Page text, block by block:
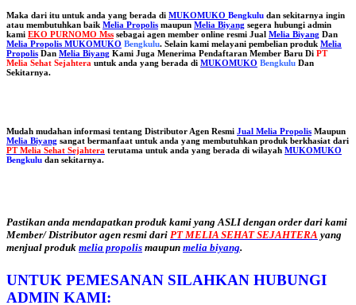
Maka dari itu untuk anda yang berada di MUKOMUKO Bengkulu dan sekitarnya ingin
atau membutuhkan baik Melia Propolis maupun Melia Biyang segera hubungi admin
kami EKO PURNOMO Mss sebagai agen member online resmi Jual Melia Biyang Dan
Melia Propolis MUKOMUKO Bengkulu. Selain kami melayani pembelian produk Melia
Propolis Dan Melia Biyang Kami Juga Menerima Pendaftaran Member Baru Di PT
Melia Sehat Sejahtera untuk anda yang berada di MUKOMUKO Bengkulu Dan
Sekitarnya.
Mudah mudahan informasi tentang Distributor Agen Resmi Jual Melia Propolis Maupun
Melia Biyang sangat bermanfaat untuk anda yang membutuhkan produk berkhasiat dari
PT Melia Sehat Sejahtera terutama untuk anda yang berada di wilayah MUKOMUKO
Bengkulu dan sekitarnya.
Pastikan anda mendapatkan produk kami yang ASLI dengan order dari kami
Member/ Distributor agen resmi dari PT MELIA SEHAT SEJAHTERA yang
menjual produk melia propolis maupun melia biyang.
UNTUK PEMESANAN SILAHKAN HUBUNGI
ADMIN KAMI: